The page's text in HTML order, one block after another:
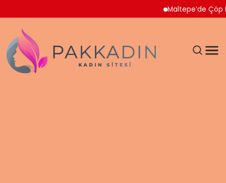
Maltepe’de Çöp Ev